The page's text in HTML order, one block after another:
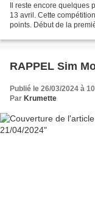
Il reste encore
13 avril. Cette
points. Début de la
RAPPEL Sim
Publié le 26/03/2024 à
Par Krumette